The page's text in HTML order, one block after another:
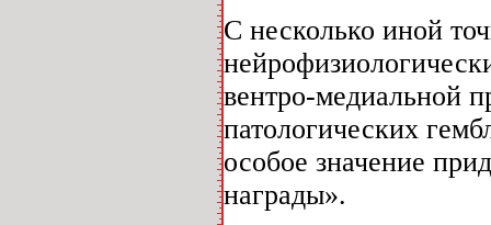
С несколько иной
вентро-медиальной
патологических
особое значение
награды».